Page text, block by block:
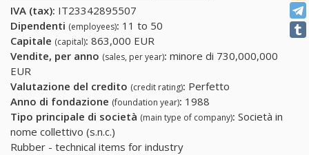
IVA (tax): IT23342895507
Dipendenti (employees): 11 to 50
Capitale (capital): 863,000 EUR
Vendite, per anno (sales, per year): minore di 730,000,000
EUR
Valutazione del credito (credit rating): Perfetto
Anno di fondazione (foundation year): 1988
Tipo principale di società (main type of company): Società in
nome collettivo (s.n.c.)
Rubber - technical items for industry